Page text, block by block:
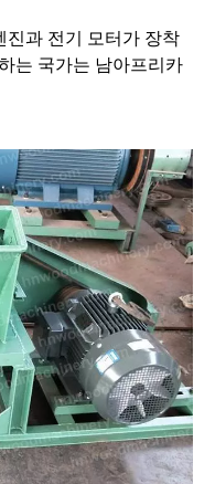
과 전기 모터가 장착
는 국가는 남아프리카